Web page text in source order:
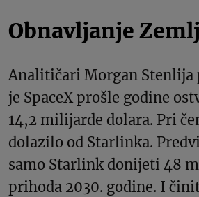
Obnavljanje
Analitičari Morgan Stenlija
je SpaceX prošle godine
14,2 milijarde dolara. Pri
dolazilo od Starlinka.
samo Starlink donijeti 48
prihoda 2030. godine. I